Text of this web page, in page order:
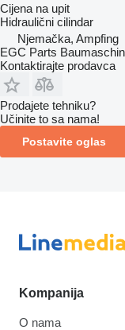
Cijena na upit
Hidraulični cilindar
Njemačka, Ampfing
EGC Parts
Kontaktirajte prodavca
Prodajete tehniku?
Učinite to sa nama!
Postavite oglas
Kompanija
O nama